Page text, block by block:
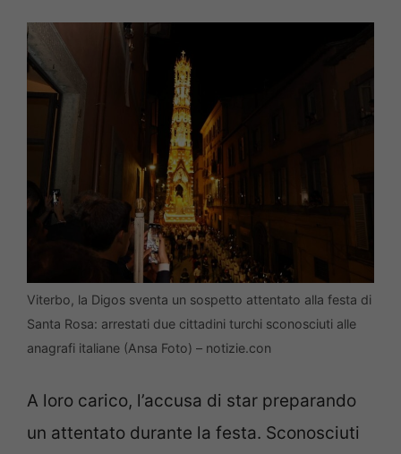
Viterbo, la Digos sventa un sospetto attentato alla festa di
Santa Rosa: arrestati due cittadini turchi sconosciuti alle
anagrafi italiane (Ansa Foto) – notizie.con
A loro carico, l’accusa di star preparando
un attentato durante la festa. Sconosciuti